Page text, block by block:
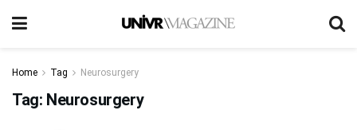
Home Tag Neurosurgery
Tag: Neurosurgery